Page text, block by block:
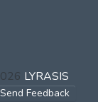
LYRASIS
Send Feedback